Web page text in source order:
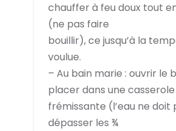
chauffer à feu doux tout
(ne pas faire
bouillir), ce jusqu’à la
voulue.
– Au bain marie : ouvrir le
placer dans une casserole
frémissante (l’eau ne doit
dépasser les ¾